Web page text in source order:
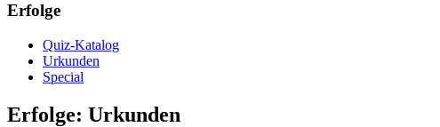
Erfolge
Quiz-Katalog
Urkunden
Special
Erfolge: Urkunden